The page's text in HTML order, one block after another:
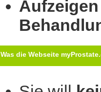
Was die Webseite